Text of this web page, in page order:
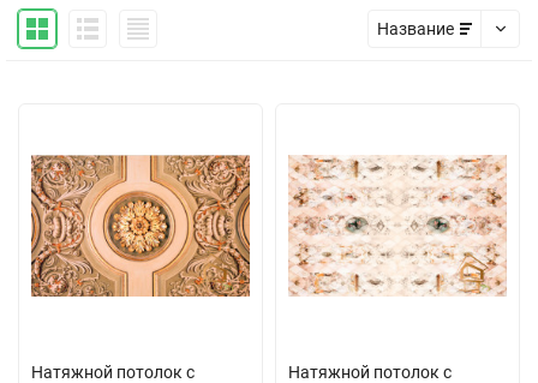
Название
Натяжной потолок с
Натяжной потолок с